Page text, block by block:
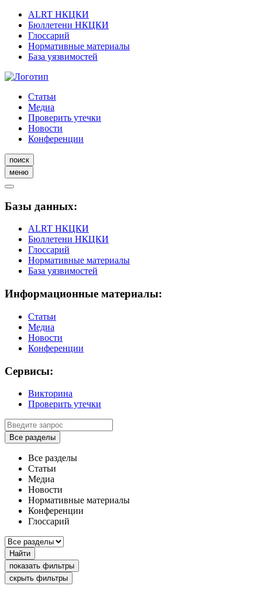
ALRT НКЦКИ
Бюллетени НКЦКИ
Глоссарий
Нормативные материалы
База уязвимостей
Статьи
Медиа
Проверить утечки
Новости
Конференции
поиск
меню
Базы данных:
ALRT НКЦКИ
Бюллетени НКЦКИ
Глоссарий
Нормативные материалы
База уязвимостей
Информационные материалы:
Статьи
Медиа
Новости
Конференции
Сервисы:
Викторина
Проверить утечки
Все разделы
Все разделы
Статьи
Медиа
Новости
Нормативные материалы
Конференции
Глоссарий
Найти
показать фильтры
скрыть фильтры